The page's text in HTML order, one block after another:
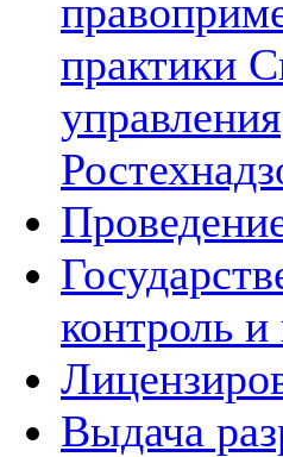
практики
управления
контроль и
Выдача